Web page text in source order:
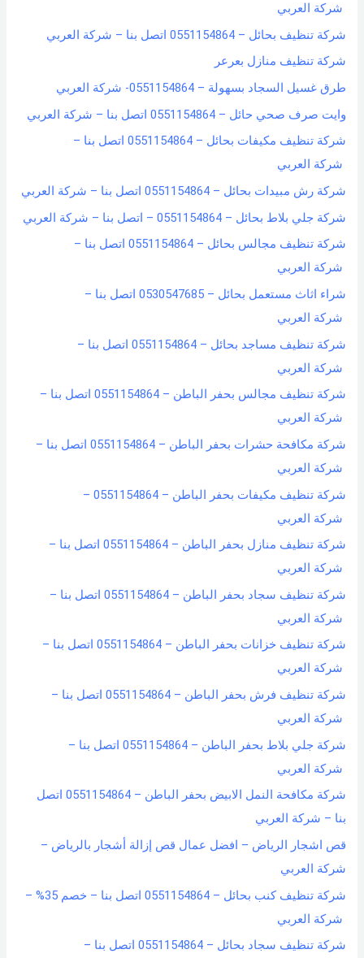
شركة العربي
شركة تنظيف بحائل – 0551154864 اتصل بنا – شركة العربي
شركة تنظيف منازل بعرعر
طرق غسيل السجاد بسهولة – 0551154864- شركة العربي
وايت صرف صحي حائل – 0551154864 اتصل بنا – شركة العربي
شركة تنظيف مكيفات بحائل – 0551154864 اتصل بنا –
شركة العربي
شركة رش مبيدات بحائل – 0551154864 اتصل بنا – شركة العربي
شركة جلي بلاط بحائل – 0551154864 – اتصل بنا – شركة العربي
شركة تنظيف مجالس بحائل – 0551154864 اتصل بنا –
شركة العربي
شراء اثاث مستعمل بحائل – 0530547685 اتصل بنا –
شركة العربي
شركة تنظيف مساجد بحائل – 0551154864 اتصل بنا –
شركة العربي
شركة تنظيف مجالس بحفر الباطن – 0551154864 اتصل بنا –
شركة العربي
شركة مكافحة حشرات بحفر الباطن – 0551154864 اتصل بنا –
شركة العربي
شركة تنظيف مكيفات بحفر الباطن – 0551154864 –
شركة العربي
شركة تنظيف منازل بحفر الباطن – 0551154864 اتصل بنا –
شركة العربي
شركة تنظيف سجاد بحفر الباطن – 0551154864 اتصل بنا –
شركة العربي
شركة تنظيف خزانات بحفر الباطن – 0551154864 اتصل بنا –
شركة العربي
شركة تنظيف فرش بحفر الباطن – 0551154864 اتصل بنا –
شركة العربي
شركة جلي بلاط بحفر الباطن – 0551154864 اتصل بنا –
شركة العربي
شركة مكافحة النمل الابيض بحفر الباطن – 0551154864 اتصل
بنا – شركة العربي
قص اشجار الرياض – افضل عمال قص إزالة أشجار بالرياض –
شركة العربي
شركة تنظيف كنب بحائل – 0551154864 اتصل بنا – خصم 35% –
شركة العربي
شركة تنظيف سجاد بحائل – 0551154864 اتصل بنا –